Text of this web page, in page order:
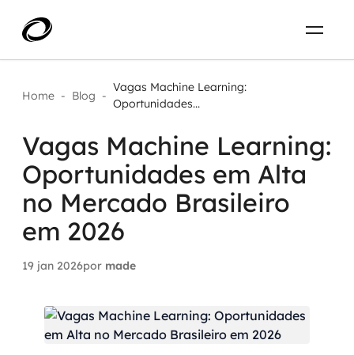
Aplicar IA com impacto real
AI / Machine Learning
IA Generativa
Aceleradores de IA
Projetos
Carreira
Home - Blog -
Vagas Machine Learning:
Oportunidades...
Vagas Machine Learning:
Oportunidades em Alta
no Mercado Brasileiro
em 2026
19 jan 2026por made